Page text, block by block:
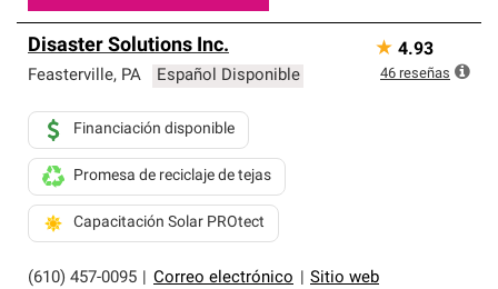
Disaster Solutions Inc.
Feasterville, PA Español Disponible
(610) 457-0095 Correo electrónico Sitio web
Financiación disponible
Promesa de reciclaje de tejas
Capacitación Solar PROtect
★ 4.93
46 reseñas